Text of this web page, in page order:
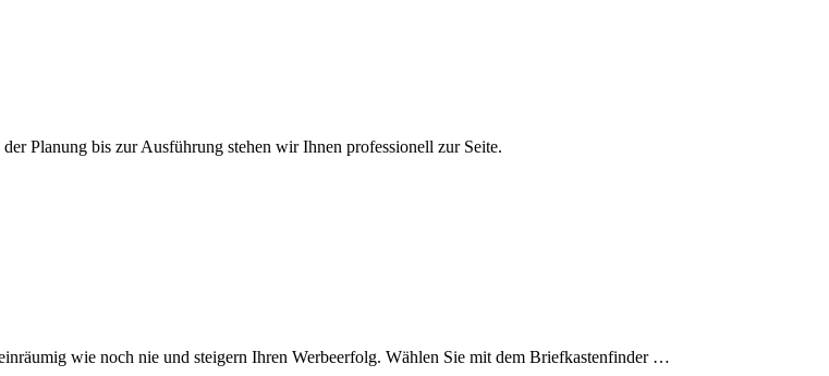
Planung bis zur Ausführung stehen wir Ihnen professionell zur Seite.
wie noch nie und steigern Ihren Werbeerfolg. Wählen Sie mit dem Briefkastenfinder …